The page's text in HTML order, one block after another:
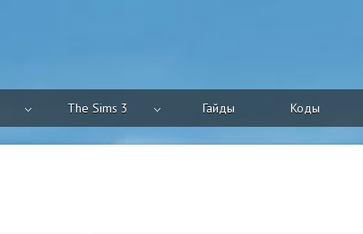
The Sims 3 Гайды Коды